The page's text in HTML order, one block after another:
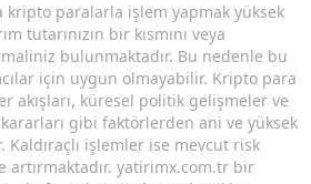
kripto paralarla işlem yapmak yüksek
tutarınızın bir kısmını veya
bulunmaktadır. Bu nedenle bu
için uygun olmayabilir. Kripto para
akışları, küresel politik gelişmeler ve
gibi faktörlerden ani ve yüksek
işlemler ise mevcut risk
artırmaktadır. yatirimx.com.tr bir